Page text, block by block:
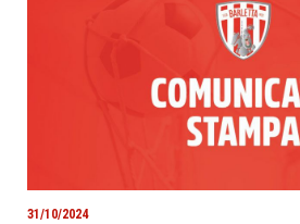
31/10/2024